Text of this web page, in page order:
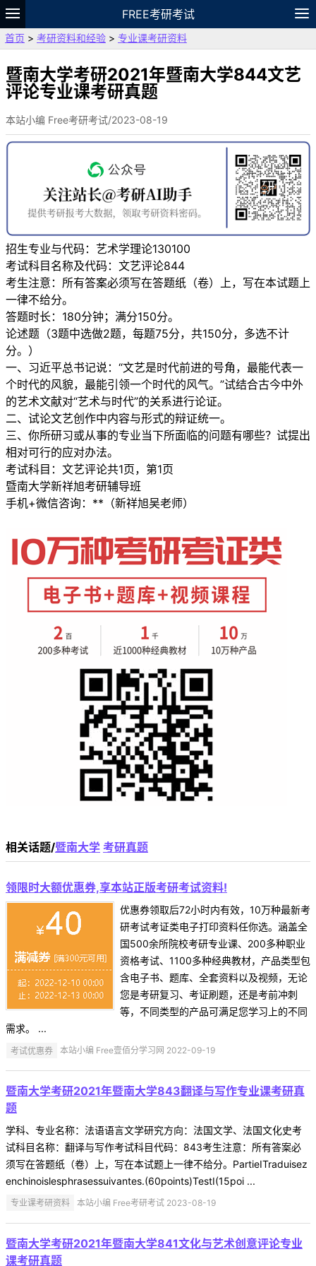
FREE考研考试
题库
故事 专题 APP
VIP
资料
首页 > 考研资料和经验 > 专业课考研资料
暨南大学考研2021年暨南大学844文艺
评论专业课考研真题
本站小编 Free考研考试/2023-08-19
招生专业与代码：艺术学理论130100
考试科目名称及代码：文艺评论844
考生注意：所有答案必须写在答题纸（卷）上，写在本试题上
一律不给分。
答题时长：180分钟；满分150分。
论述题（3题中选做2题，每题75分，共150分，多选不计
分。）
一、习近平总书记说：“文艺是时代前进的号角，最能代表一
个时代的风貌，最能引领一个时代的风气。”试结合古今中外
的艺术文献对“艺术与时代”的关系进行论证。
二、试论文艺创作中内容与形式的辩证统一。
三、你所研习或从事的专业当下所面临的问题有哪些？试提出
相对可行的应对办法。
考试科目：文艺评论共1页，第1页
暨南大学新祥旭考研辅导班
手机+微信咨询：**（新祥旭吴老师）
相关话题/暨南大学 考研真题
领限时大额优惠券,享本站正版考研考试资料!
优惠券领取后72小时内有效，10万种最新考
研考试考证类电子打印资料任你选。涵盖全
国500余所院校考研专业课、200多种职业
资格考试、1100多种经典教材，产品类型包
含电子书、题库、全套资料以及视频，无论
您是考研复习、考证刷题，还是考前冲刺
等，不同类型的产品可满足您学习上的不同
需求。 ...
考试优惠券 本站小编 Free壹佰分学习网 2022-09-19
暨南大学考研2021年暨南大学843翻译与写作专业课考研真
题
学科、专业名称：法语语言文学研究方向：法国文学、法国文化史考
试科目名称：翻译与写作考试科目代码：843考生注意：所有答案必
须写在答题纸（卷）上，写在本试题上一律不给分。PartieITraduisez
enchinoislesphrasessuivantes.(60points)TestI(15poi ...
专业课考研资料 本站小编 Free考研考试 2023-08-19
暨南大学考研2021年暨南大学841文化与艺术创意评论专业
课考研真题